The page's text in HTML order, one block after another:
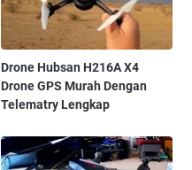
Drone Hubsan H216A X4
Drone GPS Murah Dengan
Telematry Lengkap